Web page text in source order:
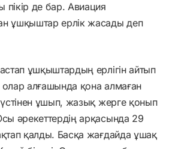
де бар. Авиация
ұшқыштар ерлік жасады деп
ұшқыштардың ерлігін айтып
алғашында қона алмаған
үстінен ұшып, жазық жерге қонып
әрекеттердің арқасында 29
қалды. Басқа жағдайда ұшақ